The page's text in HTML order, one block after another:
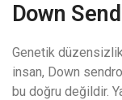
Down
Genetik
insan, Down
bu doğru değildir.